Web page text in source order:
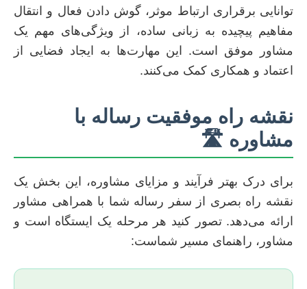
توانایی برقراری ارتباط موثر، گوش دادن فعال و انتقال
مفاهیم پیچیده به زبانی ساده، از ویژگی‌های مهم یک
مشاور موفق است. این مهارت‌ها به ایجاد فضایی از
اعتماد و همکاری کمک می‌کنند.
نقشه راه موفقیت رساله با
مشاوره 🛣️
برای درک بهتر فرآیند و مزایای مشاوره، این بخش یک
نقشه راه بصری از سفر رساله شما با همراهی مشاور
ارائه می‌دهد. تصور کنید هر مرحله یک ایستگاه است و
مشاور، راهنمای مسیر شماست: